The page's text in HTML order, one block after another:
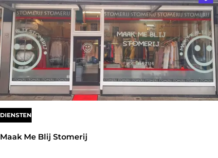
.
C
o
n
c
p
t
tMaak Me Blij Stomerij
DIENSTEN